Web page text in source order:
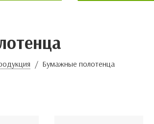
Бумажные полотенца